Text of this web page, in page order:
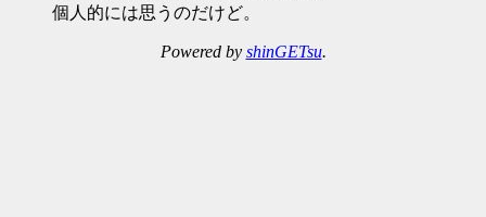
個人的には思うのだけど。
Powered by shinGETsu.